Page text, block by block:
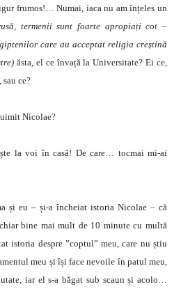
frumos!… Numai, iaca nu am înțeles un
termenii sunt foarte apropiați cot –
care au acceptat religia creștină
ăsta, el ce învață la Universitate? Ei ce,
ce?
Nicolae?
voi în casă! De care… tocmai mi-ai
și eu – și-a încheiat istoria Nicolae – că
bine mai mult de 10 minute cu multă
istoria despre ”coptul” meu, care nu știu
meu și își face nevoile în patul meu,
iar el s-a băgat sub scaun și acolo…